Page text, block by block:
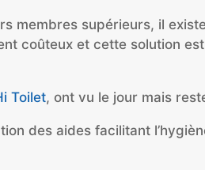
membres supérieurs, il
coûteux et cette solution
Toilet, ont vu le jour mais
des aides facilitant